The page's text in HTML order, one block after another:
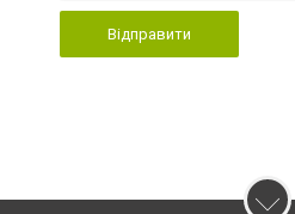
Відправити